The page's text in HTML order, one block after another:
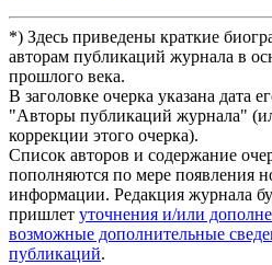
*) Здесь приведены краткие
авторам публикаций журнала в
прошлого века.
В заголовке очерка указана дата
"Авторы публикаций журнала"
коррекции этого очерка).
Список авторов и содержание
пополняются по мере появления
информации. Редакция журнала
пришлет уточнения и/или
возможные дополнительные
публикаций.